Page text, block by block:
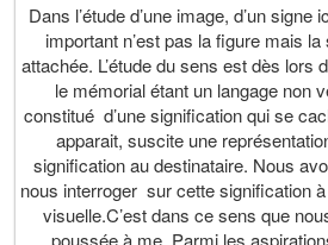
Dans l’étude d’une image, d’un signe
important n’est pas la figure mais
attachée. L’étude du sens est dès lors
le mémorial étant un langage non
constitué d’une signification qui se
apparait, suscite une
signification au destinataire. Nous
nous interroger sur cette signification
visuelle.C’est dans ce sens que
poussée à me Parmi les